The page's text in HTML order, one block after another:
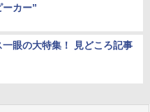
カー”
一眼の大特集！ 見どころ記事